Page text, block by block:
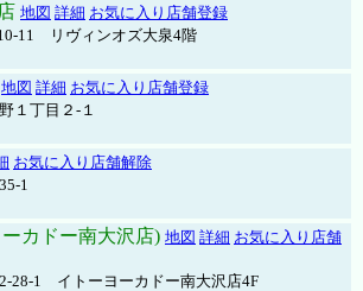
地図 詳細 お気に入り店舗登録
11 リヴィンオズ大泉4階
地図 詳細 お気に入り店舗登録
１丁目２-１
お気に入り店舗解除
1
カドー南大沢店) 地図 詳細 お気に入り店舗
28-1 イトーヨーカドー南大沢店4F